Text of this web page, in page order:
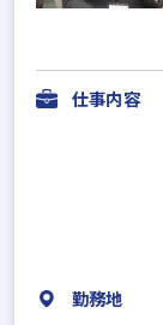
仕事内容
勤務地